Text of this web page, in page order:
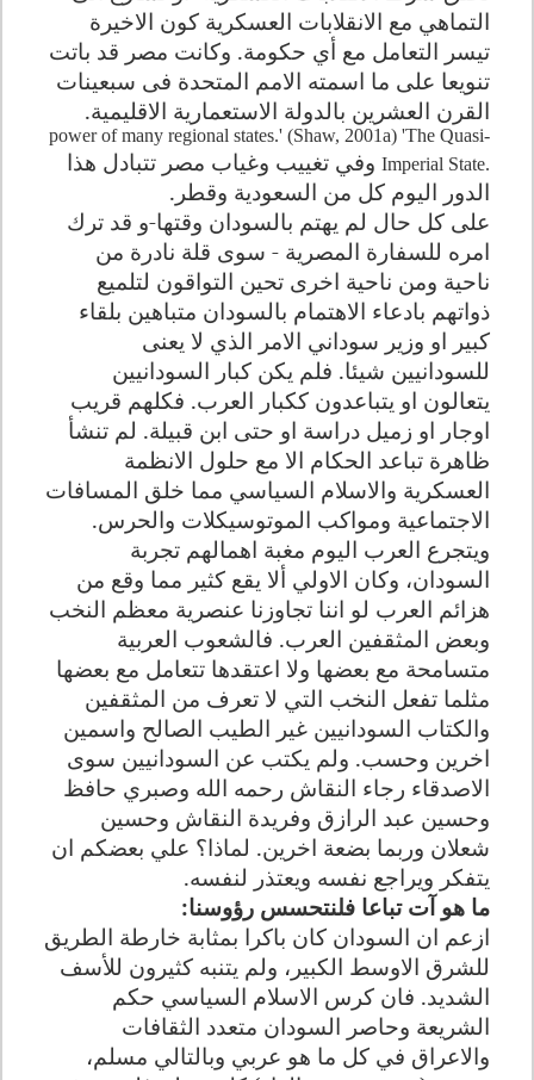
التماهي مع الانقلابات العسكرية كون الاخيرة
تيسر التعامل مع أي حكومة. وكانت مصر قد باتت
تنويعا على ما اسمته الامم المتحدة فى سبعينات
القرن العشرين بالدولة الاستعمارية الاقليمية.
power of many regional states.' (Shaw, 2001a) 'The Quasi-
Imperial State. وفي تغييب وغياب مصر تتبادل هذا
الدور اليوم كل من السعودية وقطر .
على كل حال لم يهتم بالسودان وقتها-و قد ترك
امره للسفارة المصرية - سوى قلة نادرة من
ناحية ومن ناحية اخرى تحين التواقون لتلميع
ذواتهم بادعاء الاهتمام بالسودان متباهين بلقاء
كبير او وزير سوداني الامر الذي لا يعنى
للسودانيين شيئا. فلم يكن كبار السودانيين
يتعالون او يتباعدون ككبار العرب. فكلهم قريب
اوجار او زميل دراسة او حتى ابن قبيلة. لم تنشأ
ظاهرة تباعد الحكام الا مع حلول الانظمة
العسكرية والاسلام السياسي مما خلق المسافات
الاجتماعية ومواكب الموتوسيكلات والحرس.
ويتجرع العرب اليوم مغبة اهمالهم تجربة
السودان، وكان الاولي ألا يقع كثير مما وقع من
هزائم العرب لو اننا تجاوزنا عنصرية معظم النخب
وبعض المثقفين العرب. فالشعوب العربية
متسامحة مع بعضها ولا اعتقدها تتعامل مع بعضها
مثلما تفعل النخب التي لا تعرف من المثقفين
والكتاب السودانيين غير الطيب الصالح واسمين
اخرين وحسب. ولم يكتب عن السودانيين سوى
الاصدقاء رجاء النقاش رحمه الله وصبري حافظ
وحسين عبد الرازق وفريدة النقاش وحسين
شعلان وربما بضعة اخرين. لماذا؟ علي بعضكم ان
يتفكر ويراجع نفسه ويعتذر لنفسه.
ما هو آت تباعا فلنتحسس رؤوسنا:
ازعم ان السودان كان باكرا بمثابة خارطة الطريق
للشرق الاوسط الكبير، ولم يتنبه كثيرون للأسف
الشديد. فان كرس الاسلام السياسي حكم
الشريعة وحاصر السودان متعدد الثقافات
والاعراق في كل ما هو عربي وبالتالي مسلم،